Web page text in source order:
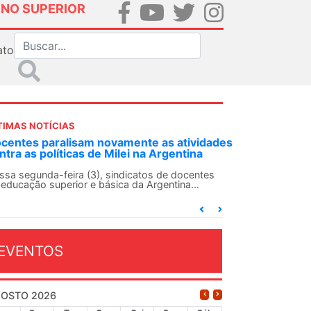
SUPERIOR
NOTÍCIAS
SN convoca docentes para Dia de
Internacionalista com Cuba em
de agosto
SN conclama suas seções sindicais e o